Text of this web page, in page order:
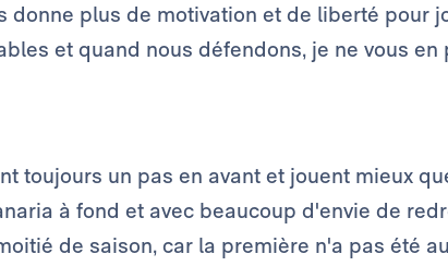
donne plus de motivation et de liberté pour
et quand nous défendons, je ne vous en
toujours un pas en avant et jouent mieux
à fond et avec beaucoup d'envie de
de saison, car la première n'a pas été